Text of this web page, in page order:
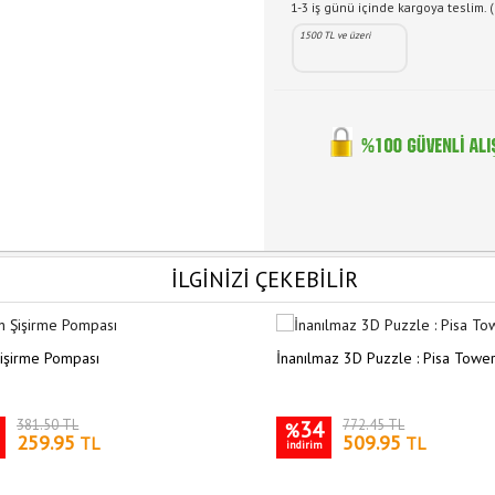
1-3 iş günü içinde kargoya teslim.
1500 TL ve üzeri
İLGİNİZİ ÇEKEBİLİR
Pompası
381.50 TL
259.95 TL
İnanılmaz 3D Puzzle : Pisa Tower
%34
indirim
772.45 TL
509.95 TL